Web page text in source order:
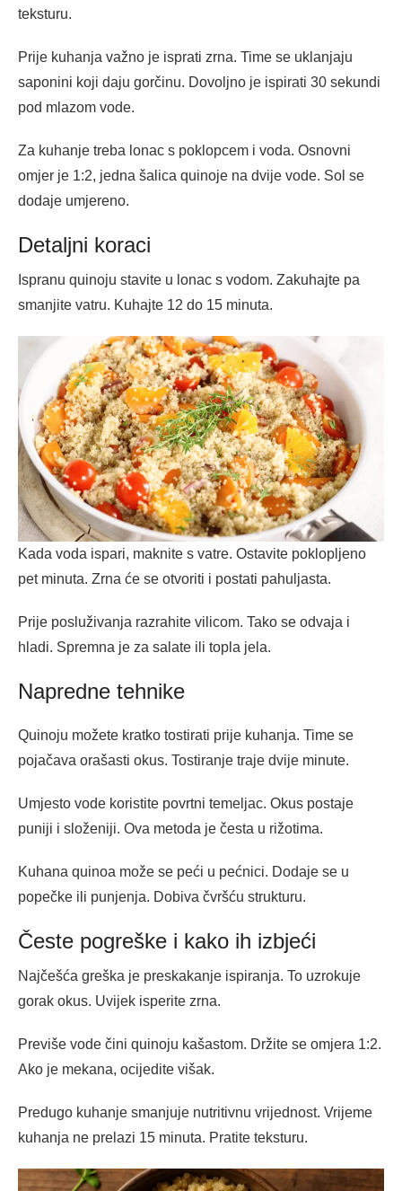
teksturu.
Prije kuhanja važno je isprati zrna. Time se uklanjaju
saponini koji daju gorčinu. Dovoljno je ispirati 30 sekundi
pod mlazom vode.
Za kuhanje treba lonac s poklopcem i voda. Osnovni
omjer je 1:2, jedna šalica quinoje na dvije vode. Sol se
dodaje umjereno.
Detaljni koraci
Ispranu quinoju stavite u lonac s vodom. Zakuhajte pa
smanjite vatru. Kuhajte 12 do 15 minuta.
Kada voda ispari, maknite s vatre. Ostavite poklopljeno
pet minuta. Zrna će se otvoriti i postati pahuljasta.
Prije posluživanja razrahite vilicom. Tako se odvaja i
hladi. Spremna je za salate ili topla jela.
Napredne tehnike
Quinoju možete kratko tostirati prije kuhanja. Time se
pojačava orašasti okus. Tostiranje traje dvije minute.
Umjesto vode koristite povrtni temeljac. Okus postaje
puniji i složeniji. Ova metoda je česta u rižotima.
Kuhana quinoa može se peći u pećnici. Dodaje se u
popečke ili punjenja. Dobiva čvršću strukturu.
Česte pogreške i kako ih izbjeći
Najčešća greška je preskakanje ispiranja. To uzrokuje
gorak okus. Uvijek isperite zrna.
Previše vode čini quinoju kašastom. Držite se omjera 1:2.
Ako je mekana, ocijedite višak.
Predugo kuhanje smanjuje nutritivnu vrijednost. Vrijeme
kuhanja ne prelazi 15 minuta. Pratite teksturu.